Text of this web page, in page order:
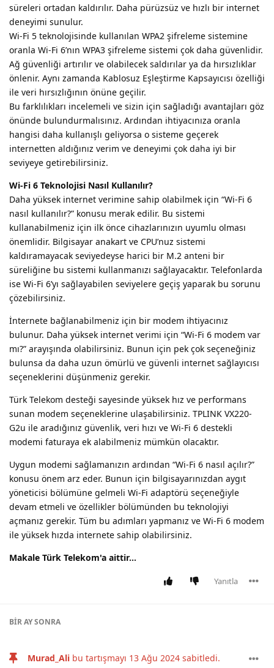
süreleri ortadan kaldırılır. Daha pürüzsüz ve hızlı bir internet
deneyimi sunulur.
Wi-Fi 5 teknolojisinde kullanılan WPA2 şifreleme sistemine
oranla Wi-Fi 6’nın WPA3 şifreleme sistemi çok daha güvenlidir.
Ağ güvenliği artırılır ve olabilecek saldırılar ya da hırsızlıklar
önlenir. Aynı zamanda Kablosuz Eşleştirme Kapsayıcısı özelliği
ile veri hırsızlığının önüne geçilir.
Bu farklılıkları incelemeli ve sizin için sağladığı avantajları göz
önünde bulundurmalısınız. Ardından ihtiyacınıza oranla
hangisi daha kullanışlı geliyorsa o sisteme geçerek
internetten aldığınız verim ve deneyimi çok daha iyi bir
seviyeye getirebilirsiniz.
Wi-Fi 6 Teknolojisi Nasıl Kullanılır?
Daha yüksek internet verimine sahip olabilmek için “Wi-Fi 6
nasıl kullanılır?” konusu merak edilir. Bu sistemi
kullanabilmeniz için ilk önce cihazlarınızın uyumlu olması
önemlidir. Bilgisayar anakart ve CPU’nuz sistemi
kaldıramayacak seviyedeyse harici bir M.2 anteni bir
süreliğine bu sistemi kullanmanızı sağlayacaktır. Telefonlarda
ise Wi-Fi 6’yı sağlayabilen seviyelere geçiş yaparak bu sorunu
çözebilirsiniz.
İnternete bağlanabilmeniz için bir modem ihtiyacınız
bulunur. Daha yüksek internet verimi için “Wi-Fi 6 modem var
mı?” arayışında olabilirsiniz. Bunun için pek çok seçeneğiniz
bulunsa da daha uzun ömürlü ve güvenli internet sağlayıcısı
seçeneklerini düşünmeniz gerekir.
Türk Telekom desteği sayesinde yüksek hız ve performans
sunan modem seçeneklerine ulaşabilirsiniz. TPLINK VX220-
G2u ile aradığınız güvenlik, veri hızı ve Wi-Fi 6 destekli
modemi faturaya ek alabilmeniz mümkün olacaktır.
Uygun modemi sağlamanızın ardından “Wi-Fi 6 nasıl açılır?”
konusu önem arz eder. Bunun için bilgisayarınızdan aygıt
yöneticisi bölümüne gelmeli Wi-Fi adaptörü seçeneğiyle
devam etmeli ve özellikler bölümünden bu teknolojiyi
açmanız gerekir. Tüm bu adımları yapmanız ve Wi-Fi 6 modem
ile yüksek hızda internete sahip olabilirsiniz.
Makale Türk Telekom'a aittir...
Yanıtla
BIR AYSONRA
Murad_Ali bu tartışmayı 13 Ağu 2024 sabitledi.